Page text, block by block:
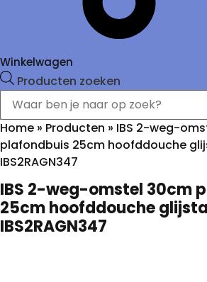
Winkelwagen
Producten zoeken
Home » Producten » IBS 2-weg-
plafondbuis 25cm hoofddouche
IBS2RAGN347
IBS 2-weg-omstel 30cm
25cm hoofddouche
IBS2RAGN347